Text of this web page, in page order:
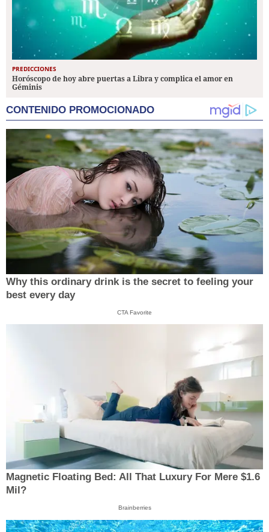
PREDICCIONES
Horóscopo de hoy abre puertas a Libra y complica el amor en
Géminis
CONTENIDO PROMOCIONADO
Why this ordinary drink is the secret to feeling your
best every day
CTA Favorite
Magnetic Floating Bed: All That Luxury For Mere $1.6
Mil?
Brainberries